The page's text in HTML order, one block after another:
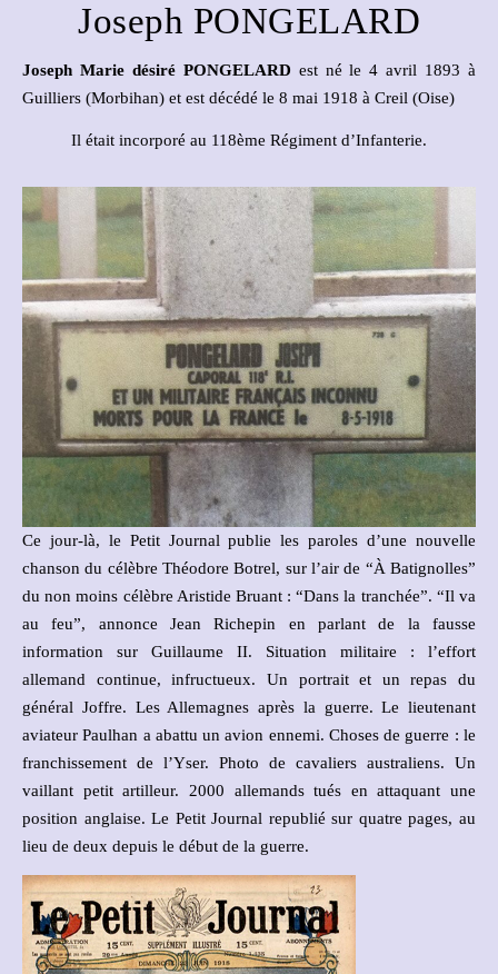
Joseph PONGELARD
Joseph Marie désiré PONGELARD est né le 4 avril 1893 à
Guilliers (Morbihan) et est décédé le 8 mai 1918 à Creil (Oise)
Il était incorporé au 118ème Régiment d’Infanterie.
Ce jour-là, le Petit Journal publie les paroles d’une nouvelle
chanson du célèbre Théodore Botrel, sur l’air de “À Batignolles”
du non moins célèbre Aristide Bruant : “Dans la tranchée”. “Il va
au feu”, annonce Jean Richepin en parlant de la fausse
information sur Guillaume II. Situation militaire : l’effort
allemand continue, infructueux. Un portrait et un repas du
général Joffre. Les Allemagnes après la guerre. Le lieutenant
aviateur Paulhan a abattu un avion ennemi. Choses de guerre : le
franchissement de l’Yser. Photo de cavaliers australiens. Un
vaillant petit artilleur. 2000 allemands tués en attaquant une
position anglaise. Le Petit Journal republié sur quatre pages, au
lieu de deux depuis le début de la guerre.